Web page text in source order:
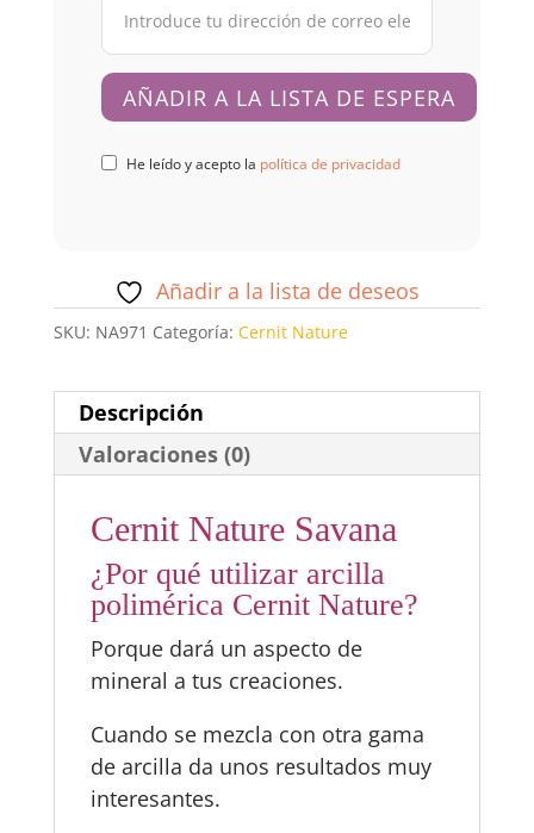
He leído y acepto la política de privacidad
Añadir a la lista de deseos
SKU: NA971 Categoría: Cernit Nature
Descripción
Valoraciones (0)
Cernit Nature Savana
¿Por qué utilizar arcilla
polimérica Cernit Nature?
Porque dará un aspecto de
mineral a tus creaciones.
Cuando se mezcla con otra gama
de arcilla da unos resultados muy
interesantes.